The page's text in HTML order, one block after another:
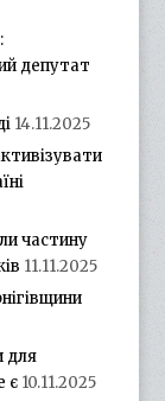
депутат
14.11.2025
частину
11.11.2025
для
є 10.11.2025